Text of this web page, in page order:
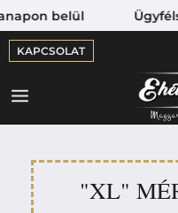
KAPCSOLAT
"XL"